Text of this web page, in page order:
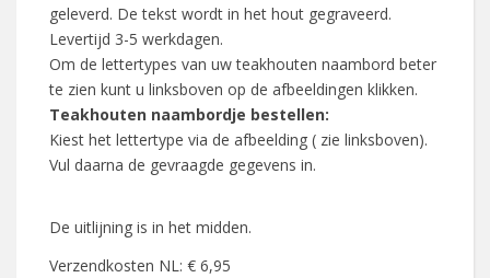
geleverd. De tekst wordt in het hout gegraveerd.
Levertijd 3-5 werkdagen.
Om de lettertypes van uw teakhouten naambord beter
te zien kunt u linksboven op de afbeeldingen klikken.
Teakhouten naambordje bestellen:
Kiest het lettertype via de afbeelding ( zie linksboven).
Vul daarna de gevraagde gegevens in.
De uitlijning is in het midden.
Verzendkosten NL: € 6,95